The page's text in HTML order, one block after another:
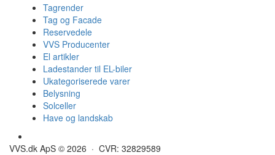
Tagrender
Tag og Facade
Reservedele
VVS Producenter
El artikler
Ladestander til EL-biler
Ukategoriserede varer
Belysning
Solceller
Have og landskab
VVS.dk ApS © 2026 · CVR: 32829589